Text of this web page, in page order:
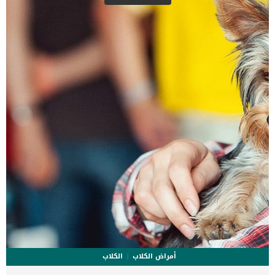
فيها الأجسام المضادة الخلايا والبروتينات في الطبقة الخارجية من الجلد.
اعراض البثور الجلدية عند الكلاب مناطق الجلد المتقرح جيوب مليئة بالصديد
تشبه البثور تقرحات تقشر الجلد فقدان التصبغ في الأنف الثعلبة (تساقط
الشعر) بثور محصورة في الرأس والقدمين ظهور تقرحات في الموصل بين
مناطق مختلفة من الجلد ، مثل الفم أو الأنف […]
أمراض الكلاب
الكلاب